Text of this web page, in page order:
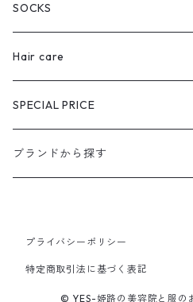
SOCKS
Hair care
SPECIAL PRICE
ブランドから探す
CURRENTAGE
Ines Bressand
プライバシーポリシー
特定商取引法に基づく表記
© YES-姫路の美容院と服の